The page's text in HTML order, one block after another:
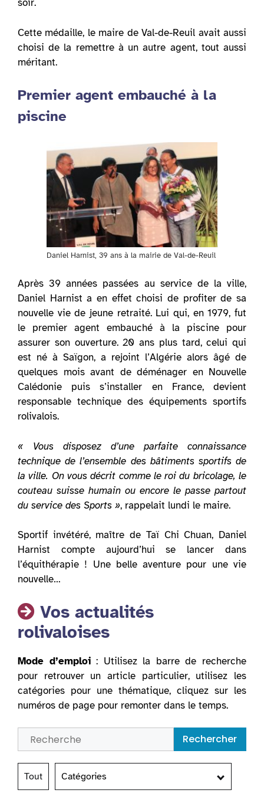
soir.
Cette médaille, le maire de Val-de-Reuil avait aussi
choisi de la remettre à un autre agent, tout aussi
méritant.
Premier agent embauché à la
piscine
Daniel Harnist, 39 ans à la mairie de Val-de-Reuil
Après 39 années passées au service de la ville,
Daniel Harnist a en effet choisi de profiter de sa
nouvelle vie de jeune retraité. Lui qui, en 1979, fut
le premier agent embauché à la piscine pour
assurer son ouverture. 20 ans plus tard, celui qui
est né à Saïgon, a rejoint l’Algérie alors âgé de
quelques mois avant de déménager en Nouvelle
Calédonie puis s’installer en France, devient
responsable technique des équipements sportifs
rolivalois.
« Vous disposez d’une parfaite connaissance
technique de l’ensemble des bâtiments sportifs de
la ville. On vous décrit comme le roi du bricolage, le
couteau suisse humain ou encore le passe partout
du service des Sports », rappelait lundi le maire.
Sportif invétéré, maître de Taï Chi Chuan, Daniel
Harnist compte aujourd’hui se lancer dans
l’équithérapie ! Une belle aventure pour une vie
nouvelle…
Vos actualités
rolivaloises
Mode d’emploi: Utilisez la barre de recherche
pour retrouver un article particulier, utilisez les
catégories pour une thématique, cliquez sur les
numéros de page pour remonter dans le temps.
Rechercher
Tout Catégories